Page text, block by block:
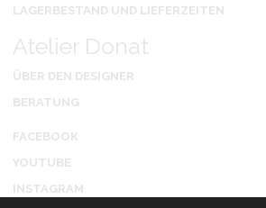
LAGERBESTAND UND LIEFERZEITEN
Atelier Donat
ÜBER DEN DESIGNER
BERATUNG
FACEBOOK
YOUTUBE
INSTAGRAM